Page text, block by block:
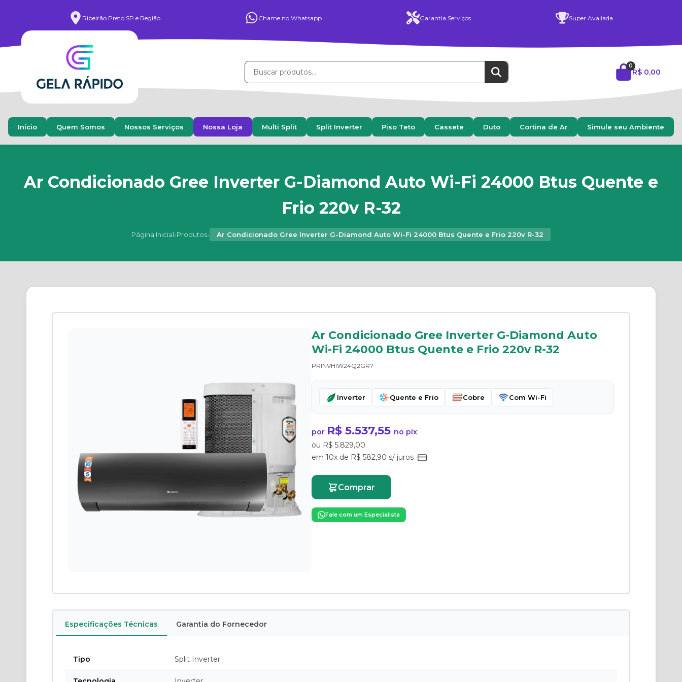
Ribeirão Preto SP e Região Chame no Whatsapp Garantia Serviços Super Avaliada
0
R$ 0,00
Início Quem Somos Nossos Serviços Nossa Loja Multi Split Split Inverter Piso Teto Cassete Duto Cortina de Ar Simule seu Ambiente
Ar Condicionado Gree Inverter G-Diamond Auto Wi-Fi 24000 Btus Quente e
Frio 220v R-32
Página Inicial›Produtos› Ar Condicionado Gree Inverter G-Diamond Auto Wi-Fi 24000 Btus Quente e Frio 220v R-32
Ar Condicionado Gree Inverter G-Diamond Auto
Wi-Fi 24000 Btus Quente e Frio 220v R-32
PRINVHIW24Q2GR7
Inverter Quente e Frio Cobre Com Wi-Fi
por R$ 5.537,55 no pix
ou R$ 5.829,00
em 10x de R$ 582,90 s/ juros
Comprar
Fale com um Especialista
Especificações Técnicas Garantia do Fornecedor
Tipo Split Inverter